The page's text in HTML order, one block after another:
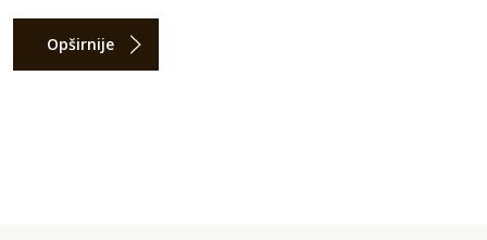
Opširnije